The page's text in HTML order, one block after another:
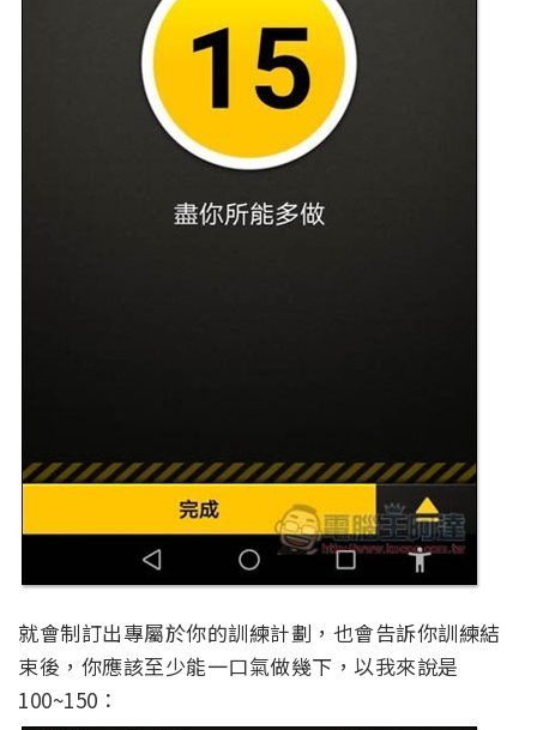
就會制訂出專屬於你的訓練計劃，也會告訴你訓練結
束後，你應該至少能一口氣做幾下，以我來說是
100~150：